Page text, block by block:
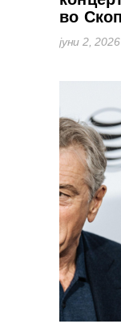
во
јуни 2, 2026